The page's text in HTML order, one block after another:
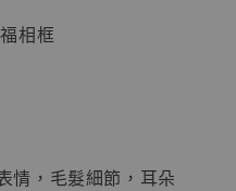
相框
情，毛髮細節，耳朵